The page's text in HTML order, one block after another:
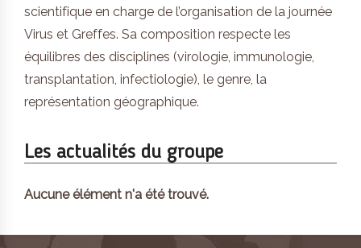
scientifique en charge de l’organisation de la journée
Virus et Greffes. Sa composition respecte les
équilibres des disciplines (virologie, immunologie,
transplantation, infectiologie), le genre, la
représentation géographique.
Les actualités du groupe
Aucune élément n'a été trouvé.